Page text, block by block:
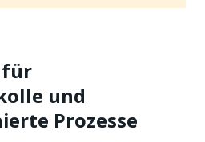
für
und
Prozesse